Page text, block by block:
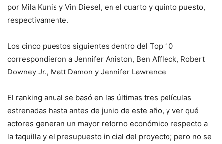
por Mila Kunis y Vin Diesel, en el cuarto y quinto puesto,
respectivamente.
Los cinco puestos siguientes dentro del Top 10
correspondieron a Jennifer Aniston, Ben Affleck, Robert
Downey Jr., Matt Damon y Jennifer Lawrence.
El ranking anual se basó en las últimas tres películas
estrenadas hasta antes de junio de este año, y ver qué
actores generan un mayor retorno económico respecto a
la taquilla y el presupuesto inicial del proyecto; pero no se